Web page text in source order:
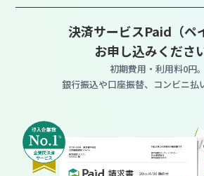
決済サービスPaid（ペ
お申し込みくださ
初期費用・利用料0円。
銀行振込や口座振替、コンビニ払